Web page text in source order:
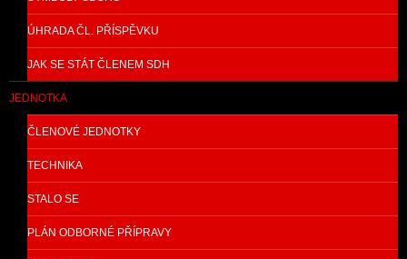
ÚHRADA ČL. PŘÍSPĚVKU
JAK SE STÁT ČLENEM SDH
JEDNOTKA
ČLENOVÉ JEDNOTKY
TECHNIKA
STALO SE
PLÁN ODBORNÉ PŘÍPRAVY